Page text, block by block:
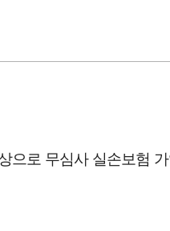
으로 무심사 실손보험